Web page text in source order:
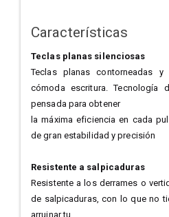
Características
Teclas planas silenciosas
Teclas planas contorneadas
cómoda escritura. Tecnología
pensada para obtener
la máxima eficiencia en cada
de gran estabilidad y precisión
Resistente a salpicaduras
Resistente a los derrames o
de salpicaduras, con lo que no
arruinar tu